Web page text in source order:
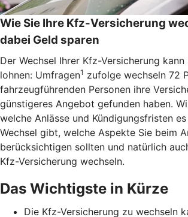
Wie Sie Ihre Kfz-Versicherung
dabei Geld sparen
Der Wechsel Ihrer Kfz-Versicherung
lohnen: Umfragen1 zufolge wechseln 72
fahrzeugführenden Personen ihre
günstigeres Angebot gefunden haben.
welche Anlässe und Kündigungsfristen
Wechsel gibt, welche Aspekte Sie beim
berücksichtigen sollten und natürlich
Kfz-Versicherung wechseln.
Das Wichtigste in Kürze
Die Kfz-Versicherung zu wechseln